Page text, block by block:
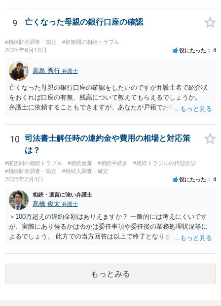
9 亡くなった母親の銀行口座の確認
#相続財産調査・鑑定 #家族間の相続トラブル
2025年6月18日 役にたった 4
高島 秀行 弁護士
亡くなった母親の銀行口座の確認をしたいのですが弁護士名で紹介状
をおくれば口座の有無、残高について教えてもらえるでしょうか。
弁護士に依頼することもできますが、あなたが戸籍でお母さんの相続
高は教えてくれると思います。 自分ではよくわからないということ
であれば、弁護士に相談し依頼されたら良いと思います。
10
司法書士解任時の違約金や費用の相場と対応策
は？
#家族間の相続トラブル #相続放棄 #相続手続き
#相続トラブルの代理交渉
#相続財産調査・鑑定
#相続人調査・確定
2025年2月4日 役にたった 4
相続・遺言に強い弁護士
髙橋 俊太 弁護士
＞100万超えの違約金額はありえますか？ 一般的には考えにくいです
が、実際にあり得るかは否かは委任事項や委任後の業務処理状況等に
よるでしょう。 此方での当方回答は以上で終了となりますが、参考に
もっとみる